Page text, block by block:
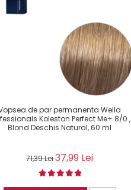
de par permanenta Wella
Koleston Perfect Me+ 8/0 ,
Blond Deschis Natural, 60 ml
71,39 Lei37,99 Lei